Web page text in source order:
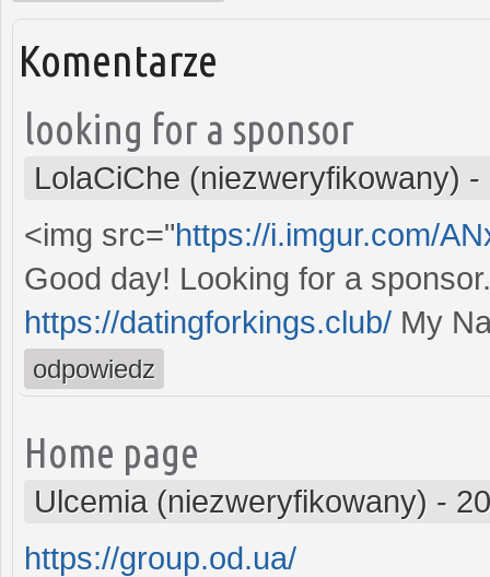
Komentarze
looking for a sponsor
LolaCiChe (niezweryfikowany) -
<img src="https://i.imgur.com/
Good day! Looking for a
https://datingforkings.club/ My
odpowiedz
Home page
Ulcemia (niezweryfikowany) -
https://group.od.ua/